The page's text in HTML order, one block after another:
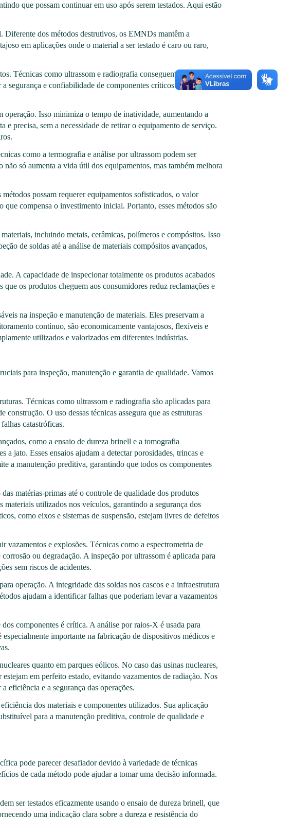
que possam continuar em uso após serem testados. Aqui estão
Diferente dos métodos destrutivos, os EMNDs mantêm a
em aplicações onde o material a ser testado é caro ou raro,
Técnicas como ultrassom e radiografia conseguem identificar
segurança e confiabilidade de componentes críticos em setores
operação. Isso minimiza o tempo de inatividade, aumentando a
e precisa, sem a necessidade de retirar o equipamento de serviço.
como a termografia e análise por ultrassom podem ser
só aumenta a vida útil dos equipamentos, mas também melhora
possam requerer equipamentos sofisticados, o valor
compensa o investimento inicial. Portanto, esses métodos são
incluindo metais, cerâmicas, polímeros e compósitos. Isso
de soldas até a análise de materiais compósitos avançados,
A capacidade de inspecionar totalmente os produtos acabados
os produtos cheguem aos consumidores reduz reclamações e
na inspeção e manutenção de materiais. Eles preservam a
contínuo, são economicamente vantajosos, flexíveis e
utilizados e valorizados em diferentes indústrias.
para inspeção, manutenção e garantia de qualidade. Vamos
Técnicas como ultrassom e radiografia são aplicadas para
O uso dessas técnicas assegura que as estruturas
catastróficas.
como a ensaio de dureza brinell e a tomografia
jato. Esses ensaios ajudam a detectar porosidades, trincas e
a manutenção preditiva, garantindo que todos os componentes
matérias-primas até o controle de qualidade dos produtos
utilizados nos veículos, garantindo a segurança dos
como eixos e sistemas de suspensão, estejam livres de defeitos
vazamentos e explosões. Técnicas como a espectrometria de
ou degradação. A inspeção por ultrassom é aplicada para
sem riscos de acidentes.
operação. A integridade das soldas nos cascos e a infraestrutura
ajudam a identificar falhas que poderiam levar a vazamentos
componentes é crítica. A análise por raios-X é usada para
importante na fabricação de dispositivos médicos e
quanto em parques eólicos. No caso das usinas nucleares,
em perfeito estado, evitando vazamentos de radiação. Nos
eficiência e a segurança das operações.
dos materiais e componentes utilizados. Sua aplicação
para a manutenção preditiva, controle de qualidade e
pode parecer desafiador devido à variedade de técnicas
de cada método pode ajudar a tomar uma decisão informada.
ser testados eficazmente usando o ensaio de dureza brinell, que
uma indicação clara sobre a dureza e resistência do